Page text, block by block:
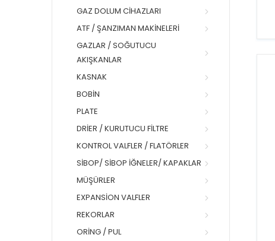
GAZ DOLUM CIHAZLARI
ATF / ŞANZIMAN MAKINELERI
GAZLAR / SOĞUTUCU
AKIŞKANLAR
KASNAK
BOBIN
PLATE
DRIER / KURUTUCU FILTRE
KONTROL VALFLER / FLATÖRLER
SIBOP/ SIBOP İĞNELER/ KAPAKLAR
MÜŞÜRLER
EXPANSION VALFLER
REKORLAR
ORING / PUL